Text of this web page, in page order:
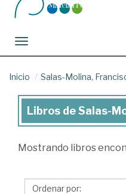
Toggle navigation
Inicio Salas-Molina,
Libros
Salas-
Francisco
Libros de Salas-
Mostrando libros